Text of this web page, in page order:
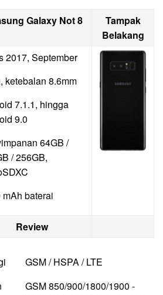
Galaxy Not 8
Tampak
Belakang
2017, September
ketebalan 8.6mm
7.1.1, hingga
9.0
64GB /
/ 256GB,
mAh baterai
Review
GSM / HSPA / LTE
GSM 850/900/1800/1900 -